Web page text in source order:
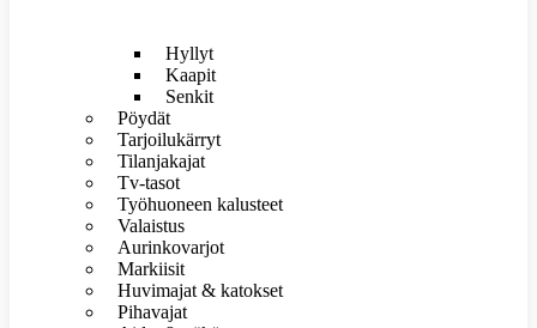
Hyllyt
Kaapit
Senkit
Pöydät
Tarjoilukärryt
Tilanjakajat
Tv-tasot
Työhuoneen kalusteet
Valaistus
Aurinkovarjot
Markiisit
Huvimajat & katokset
Pihavajat